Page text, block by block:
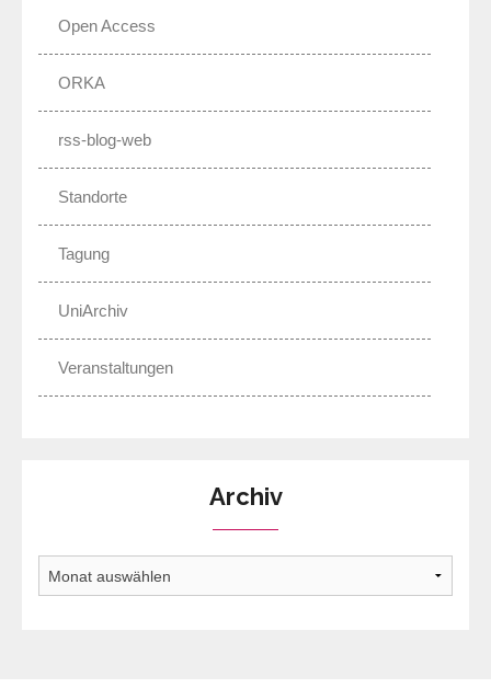
Open Access
ORKA
rss-blog-web
Standorte
Tagung
UniArchiv
Veranstaltungen
Archiv
Archiv